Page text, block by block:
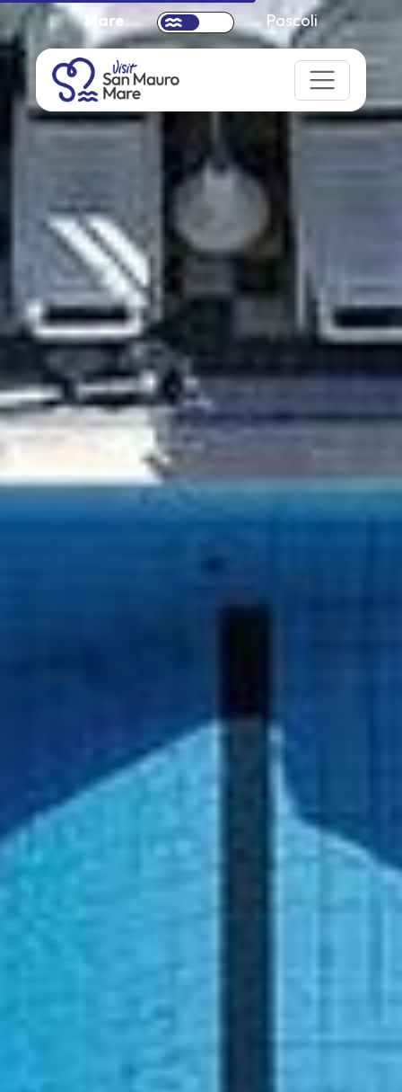
Mare Pascoli